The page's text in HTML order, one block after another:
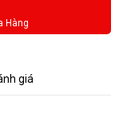
Hàng
giá